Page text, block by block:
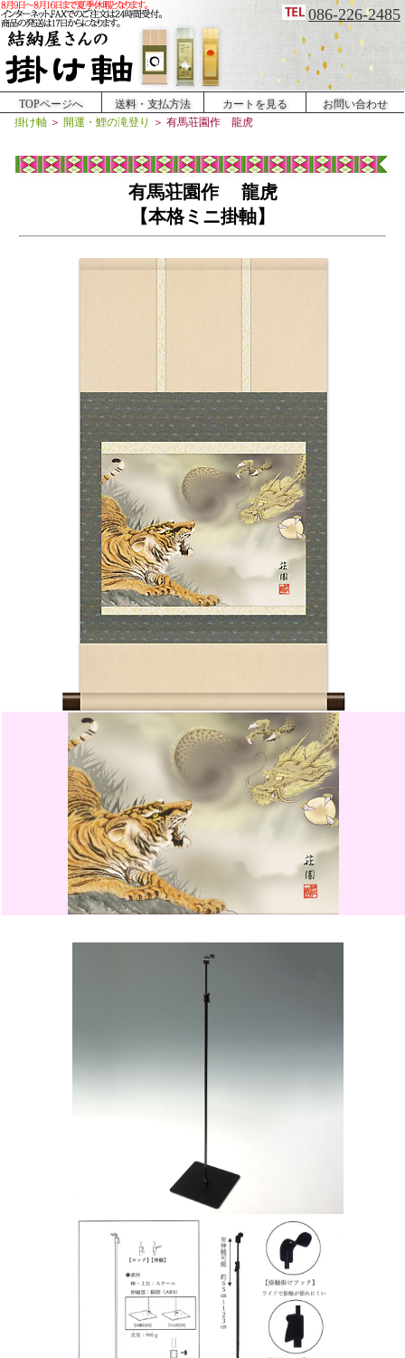
086-226-2485
TOPページへ 送料・支払方法 カートを見る
お問い合わせ
掛け軸 ＞ 開運・鯉の滝登り ＞ 有馬荘園作 龍虎
有馬荘園作 龍虎
【本格ミニ掛軸】